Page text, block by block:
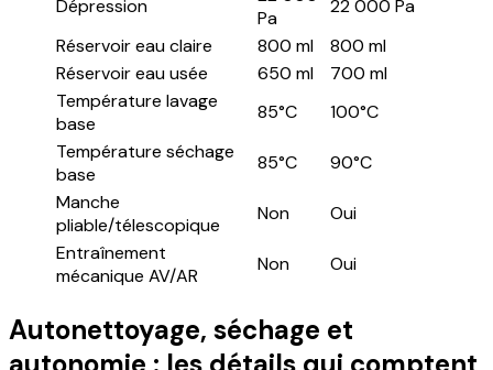
Dépression
Pa
22 000 Pa
Réservoir eau claire
800 ml
800 ml
Réservoir eau usée
650 ml
700 ml
Température lavage
base
85°C
100°C
Température séchage
base
85°C
90°C
Manche
pliable/télescopique
Non
Oui
Entraînement
mécanique AV/AR
Non Oui
Autonettoyage, séchage et